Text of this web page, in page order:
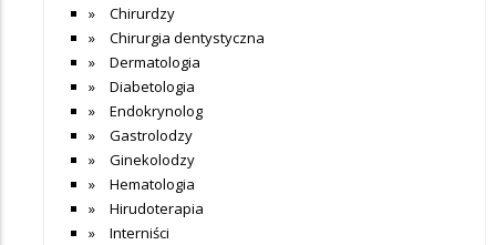
Chirurdzy
Chirurgia dentystyczna
Dermatologia
Diabetologia
Endokrynolog
Gastrolodzy
Ginekolodzy
Hematologia
Hirudoterapia
Interniści